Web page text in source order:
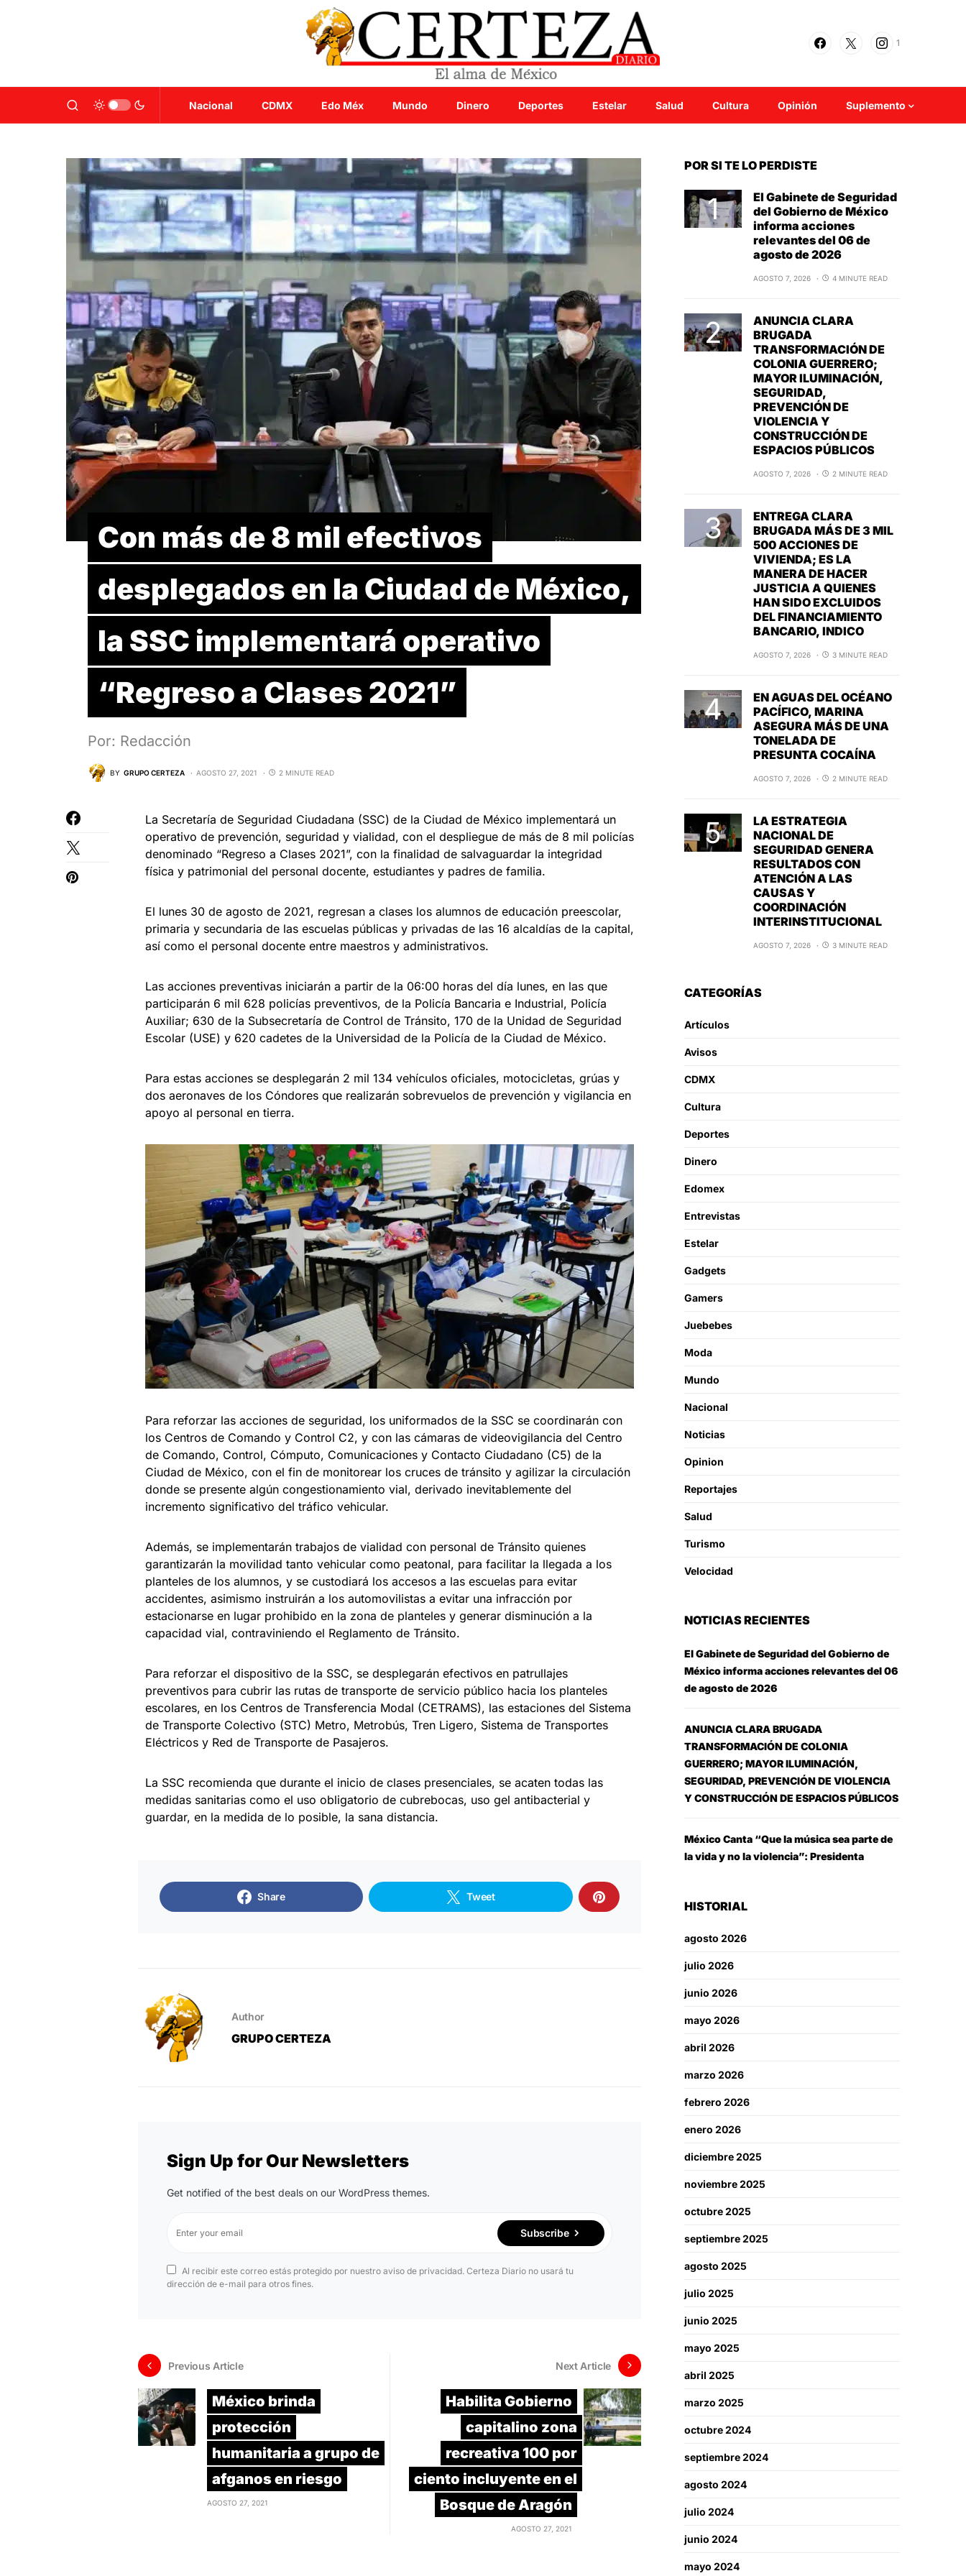
1
Nacional CDMX Edo Méx Mundo Dinero Deportes Estelar Salud Cultura Opinión Suplemento
Con más de 8 mil efectivos
desplegados en la Ciudad de México,
la SSC implementará operativo
“Regreso a Clases 2021”
Por: Redacción
BY GRUPO CERTEZA AGOSTO 27, 2021 2 MINUTE READ
La Secretaría de Seguridad Ciudadana (SSC) de la Ciudad de México implementará un
operativo de prevención, seguridad y vialidad, con el despliegue de más de 8 mil policías
denominado “Regreso a Clases 2021”, con la finalidad de salvaguardar la integridad
física y patrimonial del personal docente, estudiantes y padres de familia.
El lunes 30 de agosto de 2021, regresan a clases los alumnos de educación preescolar,
primaria y secundaria de las escuelas públicas y privadas de las 16 alcaldías de la capital,
así como el personal docente entre maestros y administrativos.
Las acciones preventivas iniciarán a partir de la 06:00 horas del día lunes, en las que
participarán 6 mil 628 policías preventivos, de la Policía Bancaria e Industrial, Policía
Auxiliar; 630 de la Subsecretaría de Control de Tránsito, 170 de la Unidad de Seguridad
Escolar (USE) y 620 cadetes de la Universidad de la Policía de la Ciudad de México.
Para estas acciones se desplegarán 2 mil 134 vehículos oficiales, motocicletas, grúas y
dos aeronaves de los Cóndores que realizarán sobrevuelos de prevención y vigilancia en
apoyo al personal en tierra.
Para reforzar las acciones de seguridad, los uniformados de la SSC se coordinarán con
los Centros de Comando y Control C2, y con las cámaras de videovigilancia del Centro
de Comando, Control, Cómputo, Comunicaciones y Contacto Ciudadano (C5) de la
Ciudad de México, con el fin de monitorear los cruces de tránsito y agilizar la circulación
donde se presente algún congestionamiento vial, derivado inevitablemente del
incremento significativo del tráfico vehicular.
Además, se implementarán trabajos de vialidad con personal de Tránsito quienes
garantizarán la movilidad tanto vehicular como peatonal, para facilitar la llegada a los
planteles de los alumnos, y se custodiará los accesos a las escuelas para evitar
accidentes, asimismo instruirán a los automovilistas a evitar una infracción por
estacionarse en lugar prohibido en la zona de planteles y generar disminución a la
capacidad vial, contraviniendo el Reglamento de Tránsito.
Para reforzar el dispositivo de la SSC, se desplegarán efectivos en patrullajes
preventivos para cubrir las rutas de transporte de servicio público hacia los planteles
escolares, en los Centros de Transferencia Modal (CETRAMS), las estaciones del Sistema
de Transporte Colectivo (STC) Metro, Metrobús, Tren Ligero, Sistema de Transportes
Eléctricos y Red de Transporte de Pasajeros.
La SSC recomienda que durante el inicio de clases presenciales, se acaten todas las
medidas sanitarias como el uso obligatorio de cubrebocas, uso gel antibacterial y
guardar, en la medida de lo posible, la sana distancia.
Share Tweet
Author
GRUPO CERTEZA
Sign Up for Our Newsletters
Get notified of the best deals on our WordPress themes.
Subscribe
Al recibir este correo estás protegido por nuestro aviso de privacidad. Certeza Diario no usará tu
dirección de e-mail para otros fines.
Previous Article
México brinda
protección
humanitaria a grupo de
afganos en riesgo
AGOSTO 27, 2021
Next Article
Habilita Gobierno
capitalino zona
recreativa 100 por
ciento incluyente en el
Bosque de Aragón
AGOSTO 27, 2021
POR SI TE LO PERDISTE
El Gabinete de Seguridad
del Gobierno de México
informa acciones
relevantes del 06 de
agosto de 2026
AGOSTO 7, 2026 4 MINUTE READ
ANUNCIA CLARA
BRUGADA
TRANSFORMACIÓN DE
COLONIA GUERRERO;
MAYOR ILUMINACIÓN,
SEGURIDAD,
PREVENCIÓN DE
VIOLENCIA Y
CONSTRUCCIÓN DE
ESPACIOS PÚBLICOS
AGOSTO 7, 2026 2 MINUTE READ
ENTREGA CLARA
BRUGADA MÁS DE 3 MIL
500 ACCIONES DE
VIVIENDA; ES LA
MANERA DE HACER
JUSTICIA A QUIENES
HAN SIDO EXCLUIDOS
DEL FINANCIAMIENTO
BANCARIO, INDICO
AGOSTO 7, 2026 3 MINUTE READ
EN AGUAS DEL OCÉANO
PACÍFICO, MARINA
ASEGURA MÁS DE UNA
TONELADA DE
PRESUNTA COCAÍNA
AGOSTO 7, 2026 2 MINUTE READ
LA ESTRATEGIA
NACIONAL DE
SEGURIDAD GENERA
RESULTADOS CON
ATENCIÓN A LAS
CAUSAS Y
COORDINACIÓN
INTERINSTITUCIONAL
AGOSTO 7, 2026 3 MINUTE READ
CATEGORÍAS
Artículos
Avisos
CDMX
Cultura
Deportes
Dinero
Edomex
Entrevistas
Estelar
Gadgets
Gamers
Juebebes
Moda
Mundo
Nacional
Noticias
Opinion
Reportajes
Salud
Turismo
Velocidad
NOTICIAS RECIENTES
El Gabinete de Seguridad del Gobierno de
México informa acciones relevantes del 06
de agosto de 2026
ANUNCIA CLARA BRUGADA
TRANSFORMACIÓN DE COLONIA
GUERRERO; MAYOR ILUMINACIÓN,
SEGURIDAD, PREVENCIÓN DE VIOLENCIA
Y CONSTRUCCIÓN DE ESPACIOS PÚBLICOS
México Canta “Que la música sea parte de
la vida y no la violencia”: Presidenta
HISTORIAL
agosto 2026
julio 2026
junio 2026
mayo 2026
abril 2026
marzo 2026
febrero 2026
enero 2026
diciembre 2025
noviembre 2025
octubre 2025
septiembre 2025
agosto 2025
julio 2025
junio 2025
mayo 2025
abril 2025
marzo 2025
octubre 2024
septiembre 2024
agosto 2024
julio 2024
junio 2024
mayo 2024